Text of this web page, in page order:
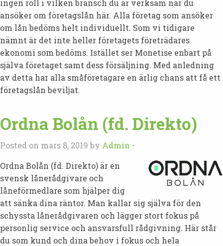
ingen roll i vilken bransch du är verksam när du
ansöker om företagslån här. Alla företag som ansöker
om lån bedöms helt individuellt. Som vi tidigare
nämnt är det inte heller företagets företrädares
ekonomi som bedöms. Istället ser Monetise enbart på
själva företaget samt dess försäljning. Med anledning
av detta har alla småföretagare en ärlig chans att få ett
företagslån beviljat.
Ordna Bolån (fd. Direkto)
Posted on mars 8, 2019 by Admin -
Ordna Bolån (fd. Direkto) är en
svensk lånerådgivare och
låneförmedlare som hjälper dig
att sänka dina räntor. Man kallar sig själva för den
schyssta lånerådgivaren och lägger stort fokus på
personlig service och ansvarsfull rådgivning. Här står
du som kund och dina behov i fokus och hela